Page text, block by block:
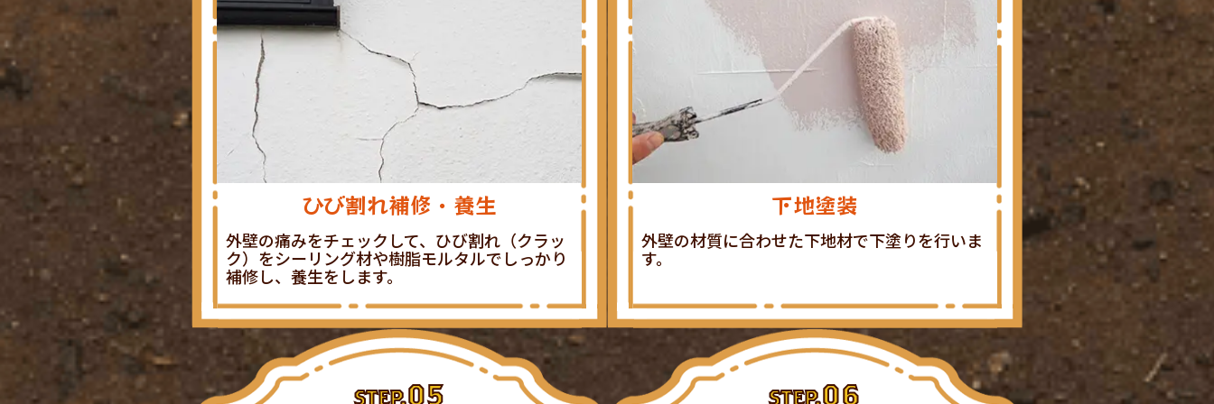
ひび割れ補修・養生
外壁の痛みをチェックして、ひび割れ（クラッ
ク）をシーリング材や樹脂モルタルでしっかり
補修し、養生をします。
下地塗装
外壁の材質に合わせた下地材で下塗りを行いま
す。
STEP.05 STEP.06